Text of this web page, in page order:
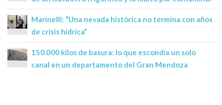
Marinelli: “Una nevada histórica no termina con años
de crisis hídrica”
150.000 kilos de basura: lo que escondía un solo
canal en un departamento del Gran Mendoza